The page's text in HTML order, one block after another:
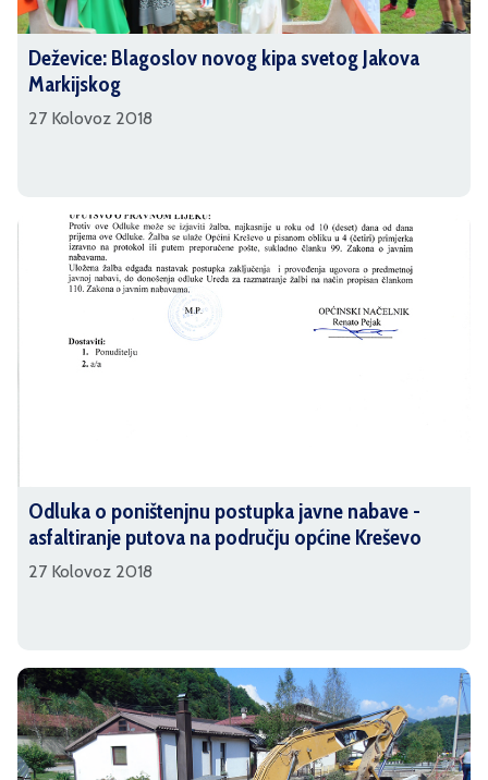
Deževice: Blagoslov novog kipa svetog Jakova
Markijskog
27 Kolovoz 2018
Odluka o poništenjnu postupka javne nabave -
asfaltiranje putova na području općine Kreševo
27 Kolovoz 2018